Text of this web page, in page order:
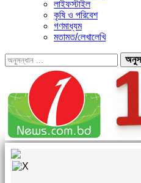
লাইফস্টাইল
কৃষি ও পরিবেশ
গণমাধ্যম
মতামত/লেখালেখি